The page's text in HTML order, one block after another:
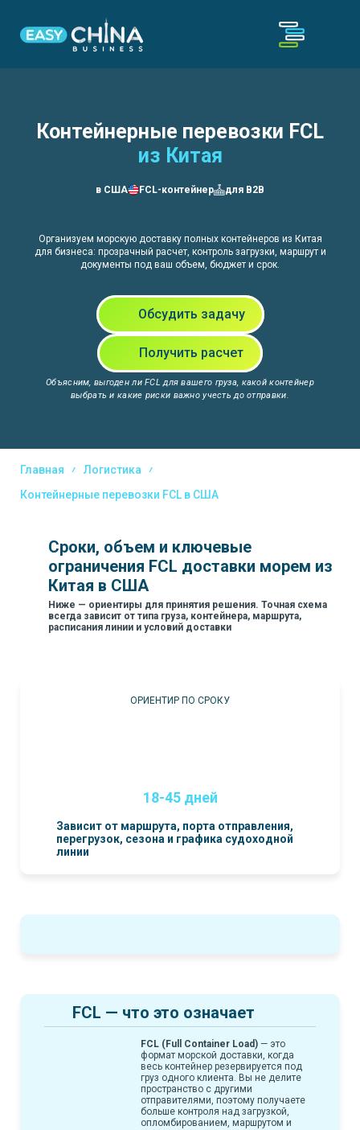
Контейнерные перевозки FCL
из Китая
в США FCL-контейнер для B2B
Организуем морскую доставку полных контейнеров из Китая
для бизнеса: прозрачный расчет, контроль загрузки, маршрут и
документы под ваш объем, бюджет и срок.
Обсудить задачу
Получить расчет
Объясним, выгоден ли FCL для вашего груза, какой контейнер
выбрать и какие риски важно учесть до отправки.
Главная
Логистика
Контейнерные перевозки FCL в США
Сроки, объем и ключевые
ограничения FCL доставки морем из
Китая в США
Ниже — ориентиры для принятия решения. Точная схема
всегда зависит от типа груза, контейнера, маршрута,
расписания линии и условий доставки
ОРИЕНТИР ПО СРОКУ
18-45 дней
Зависит от маршрута, порта отправления,
перегрузок, сезона и графика судоходной
линии
FCL — что это означает
FCL (Full Container Load) — это
формат морской доставки, когда
весь контейнер резервируется под
груз одного клиента. Вы не делите
пространство с другими
отправителями, поэтому получаете
больше контроля над загрузкой,
опломбированием, маршрутом и